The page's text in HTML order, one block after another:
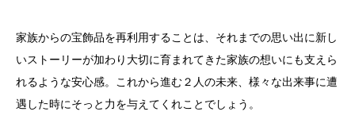
家族からの宝飾品を再利用することは、それまでの思い出に新し
いストーリーが加わり大切に育まれてきた家族の想いにも支えら
れるような安心感。これから進む２人の未来、様々な出来事に遭
遇した時にそっと力を与えてくれことでしょう。